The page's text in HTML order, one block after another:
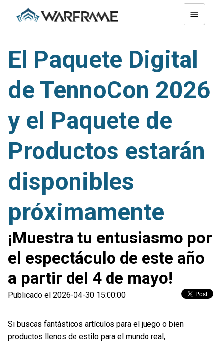
El Paquete Digital
de TennoCon 2026
y el Paquete de
Productos estarán
disponibles
próximamente
¡Muestra tu entusiasmo por
el espectáculo de este año
a partir del 4 de mayo!
Publicado el 2026-04-30 15:00:00
Si buscas fantásticos artículos para el juego o bien
productos llenos de estilo para el mundo real,